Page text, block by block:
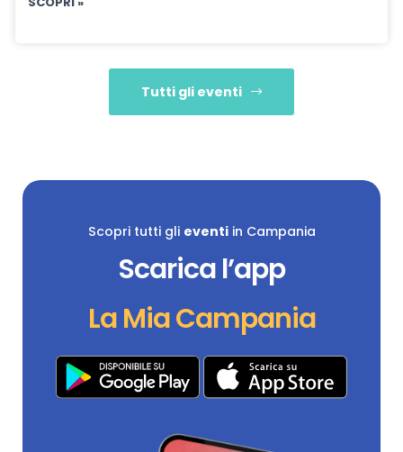
Tutti gli eventi
Scopri tutti gli eventiin Campania
Scarica l’app
La Mia Campania